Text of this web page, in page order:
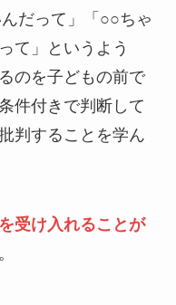
だって」「○○ちゃ
て」というよう
のを子どもの前で
件付きで判断して
判することを学ん
受け入れることが